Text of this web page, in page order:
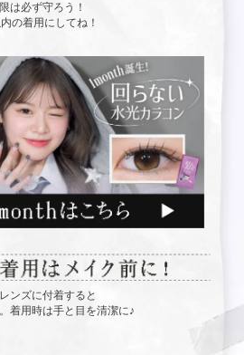
は必ず守ろう！
の着用にしてね！
ンズに付着すると
着用時は手と目を清潔に♪